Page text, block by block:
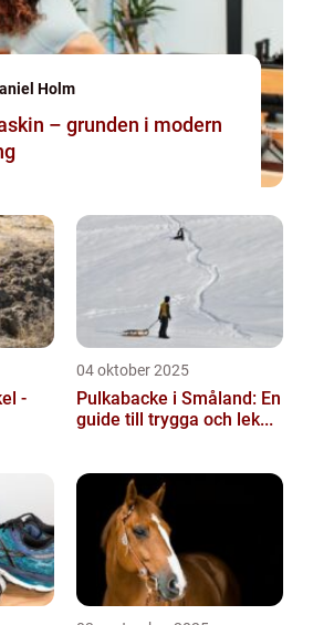
Holm
– grunden i modern
-
04 oktober 2025
Pulkabacke i Småland: En
guide till trygga och lek...